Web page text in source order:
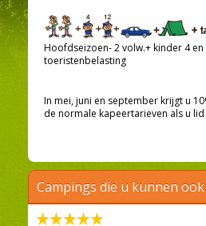
Hoofdseizoen- 2 volw.+ kinder 4
toeristenbelasting
In mei, juni en september krijgt u
de normale kapeertarieven als u lid
Campings die u kunnen